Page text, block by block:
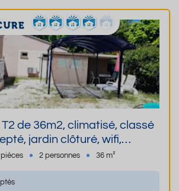
de 36m2, climatisé, classé
jardin clôturé, wifi,
abri voiture et local
2 personnes 36 m²